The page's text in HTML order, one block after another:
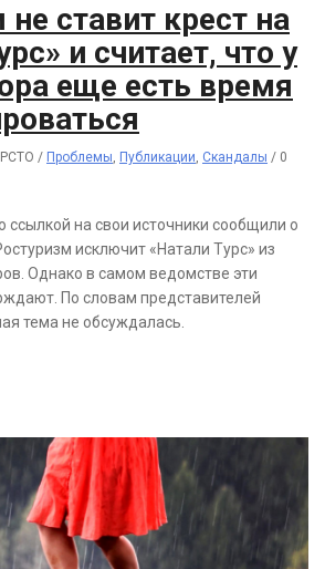
ставит крест на
и считает, что у
еще есть время
/ Проблемы, Публикации, Скандалы / 0
на свои источники сообщили о
исключит «Натали Турс» из
Однако в самом ведомстве эти
По словам представителей
тема не обсуждалась.